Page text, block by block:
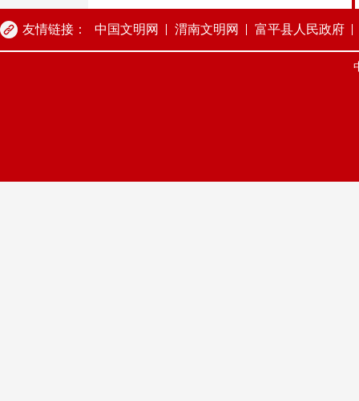
友情链接： 中国文明网 渭南文明网 富平县人民政府